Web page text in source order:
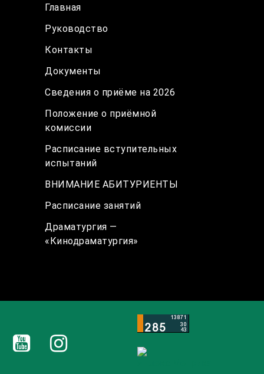
Главная
Руководство
Контакты
Документы
Сведения о приёме на 2026
Положение о приёмной
комиссии
Расписание вступительных
испытаний
ВНИМАНИЕ АБИТУРИЕНТЫ
Расписание занятий
Драматургия —
«Кинодраматургия»